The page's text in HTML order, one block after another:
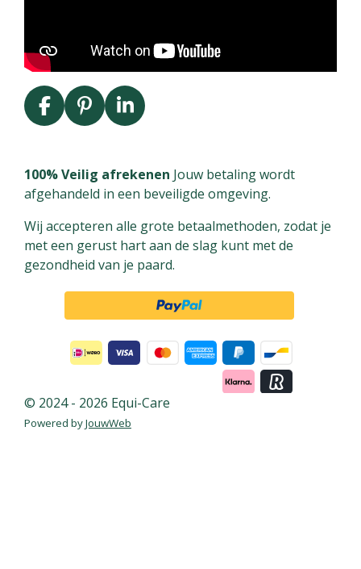
F
a
e
b
o
k
P
i
t
e
e
s
t
L
i
k
e
I
n
100% Veilig afrekenen Jouw betaling wordt
afgehandeld in een beveiligde omgeving.
Wij accepteren alle grote betaalmethoden, zodat je
met een gerust hart aan de slag kunt met de
gezondheid van je paard.
© 2024 - 2026 Equi-Care
Powered byJouwWeb